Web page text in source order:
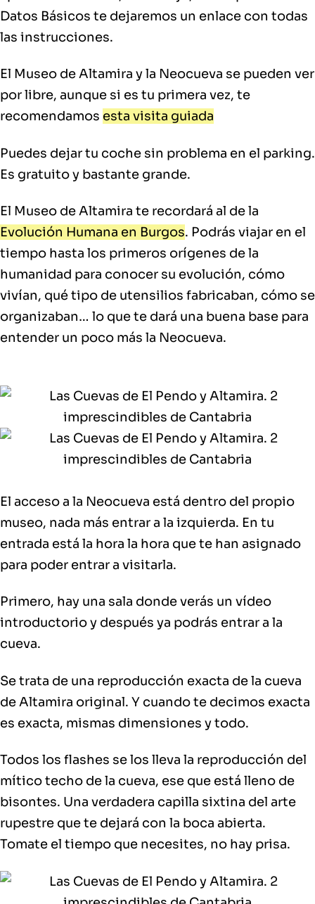
Datos Básicos te dejaremos un enlace con todas
las instrucciones.
El Museo de Altamira y la Neocueva se pueden ver
por libre, aunque si es tu primera vez, te
recomendamos esta visita guiada
Puedes dejar tu coche sin problema en el parking.
Es gratuito y bastante grande.
El Museo de Altamira te recordará al de la
Evolución Humana en Burgos. Podrás viajar en el
tiempo hasta los primeros orígenes de la
humanidad para conocer su evolución, cómo
vivían, qué tipo de utensilios fabricaban, cómo se
organizaban… lo que te dará una buena base para
entender un poco más la Neocueva.
El acceso a la Neocueva está dentro del propio
museo, nada más entrar a la izquierda. En tu
entrada está la hora la hora que te han asignado
para poder entrar a visitarla.
Primero, hay una sala donde verás un vídeo
introductorio y después ya podrás entrar a la
cueva.
Se trata de una reproducción exacta de la cueva
de Altamira original. Y cuando te decimos exacta
es exacta, mismas dimensiones y todo.
Todos los flashes se los lleva la reproducción del
mítico techo de la cueva, ese que está lleno de
bisontes. Una verdadera capilla sixtina del arte
rupestre que te dejará con la boca abierta.
Tomate el tiempo que necesites, no hay prisa.